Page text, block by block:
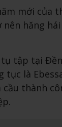
mới của
hăng
tập tại
tục là
thành